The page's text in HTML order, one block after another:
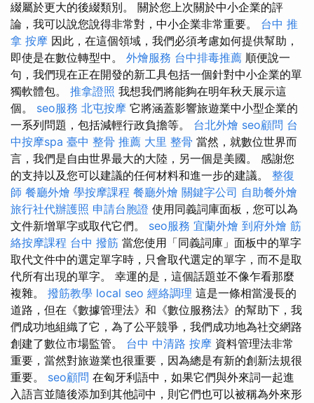
綴屬於更大的後綴類別。 關於您上次關於中小企業的評
論，我可以說您說得非常對，中小企業非常重要。 台中 推
拿 按摩 因此，在這個領域，我們必須考慮如何提供幫助，
即使是在數位轉型中。 外燴服務 台中排毒推薦 順便說一
句，我們現在正在開發的新工具包括一個針對中小企業的單
獨軟體包。 推拿證照 我想我們將能夠在明年秋天展示這
個。 seo服務 北屯按摩 它將涵蓋影響旅遊業中小型企業的
一系列問題，包括減輕行政負擔等。 台北外燴 seo顧問 台
中按摩spa 臺中 整骨 推薦 大里 整骨 當然，就數位世界而
言，我們是自由世界最大的大陸，另一個是美國。 感謝您
的支持以及您可以建議的任何材料和進一步的建議。 整復
師 餐廳外燴 學按摩課程 餐廳外燴 關鍵字公司 自助餐外燴
旅行社代辦護照 申請台胞證 使用同義詞庫面板，您可以為
文件新增單字或取代它們。 seo服務 宜蘭外燴 到府外燴 筋
絡按摩課程 台中 撥筋 當您使用「同義詞庫」面板中的單字
取代文件中的選定單字時，只會取代選定的單字，而不是取
代所有出現的單字。 幸運的是，這個話題並不像乍看那麼
複雜。 撥筋教學 local seo 經絡調理 這是一條相當漫長的
道路，但在《數據管理法》和《數位服務法》的幫助下，我
們成功地組織了它，為了公平競爭，我們成功地為社交網路
創建了數位市場監管。 台中 中清路 按摩 資料管理法非常
重要，當然對旅遊業也很重要，因為總是有新的創新法規很
重要。 seo顧問 在匈牙利語中，如果它們與外來詞一起進
入語言並隨後添加到其他詞中，則它們也可以被稱為外來形